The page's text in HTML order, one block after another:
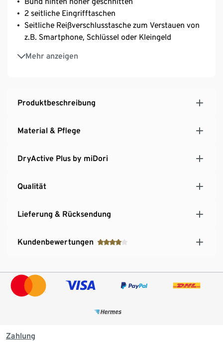
2 seitliche Eingrifftaschen
Seitliche Reißverschlusstasche zum Verstauen von
z.B. Smartphone, Schlüssel oder Kleingeld
Mehr anzeigen
Reißverschlusstasche im hinteren Bund für
Smartphone, Kleingeld oder Schlüssel
Produktbeschreibung
Material & Pflege
DryActive Plus by miDori
Qualität
Lieferung & Rücksendung
Kundenbewertungen
Zahlung